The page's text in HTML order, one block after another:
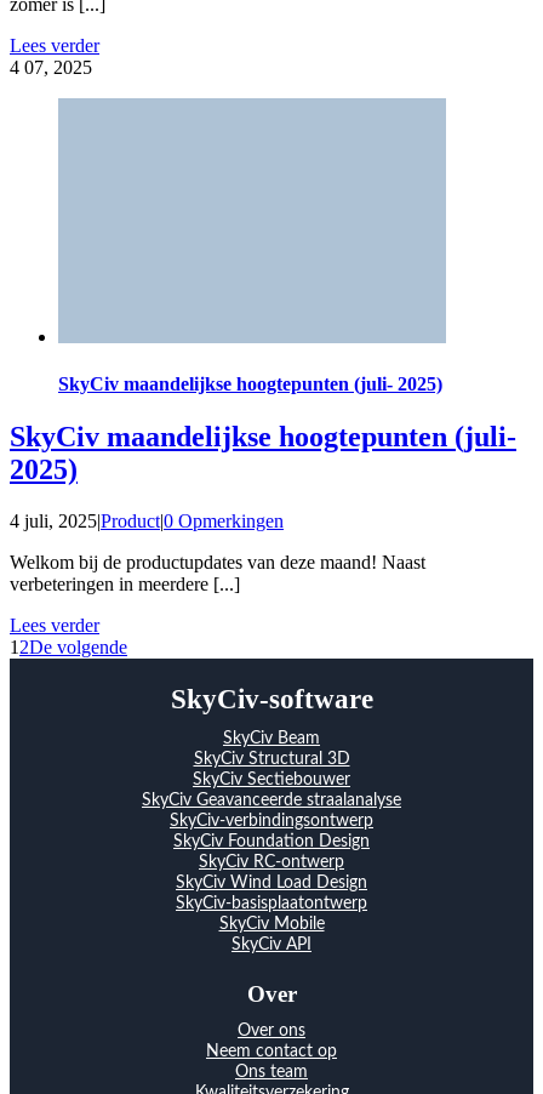
Lees verder
4 07, 2025
SkyCiv maandelijkse hoogtepunten (juli- 2025)
SkyCiv maandelijkse hoogtepunten (juli-
2025)
4 juli, 2025|Product|0 Opmerkingen
Welkom bij de productupdates van deze maand! Naast
verbeteringen in meerdere [...]
Lees verder
1 2De volgende
SkyCiv-software
SkyCiv Beam
SkyCiv Structural 3D
SkyCiv Sectiebouwer
SkyCiv Geavanceerde straalanalyse
SkyCiv-verbindingsontwerp
SkyCiv Foundation Design
SkyCiv RC-ontwerp
SkyCiv Wind Load Design
SkyCiv-basisplaatontwerp
SkyCiv Mobile
SkyCiv API
Over
Over ons
Neem contact op
Ons team